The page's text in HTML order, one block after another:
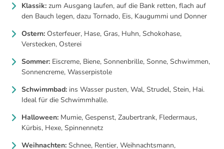
Klassik: zum Ausgang laufen, auf die Bank retten, flach auf
den Bauch legen, dazu Tornado, Eis, Kaugummi und Donner
Ostern: Osterfeuer, Hase, Gras, Huhn, Schokohase,
Verstecken, Osterei
Sommer: Eiscreme, Biene, Sonnenbrille, Sonne, Schwimmen,
Sonnencreme, Wasserpistole
Schwimmbad: ins Wasser pusten, Wal, Strudel, Stein, Hai.
Ideal für die Schwimmhalle.
Halloween: Mumie, Gespenst, Zaubertrank, Fledermaus,
Kürbis, Hexe, Spinnennetz
Weihnachten: Schnee, Rentier, Weihnachtsmann,